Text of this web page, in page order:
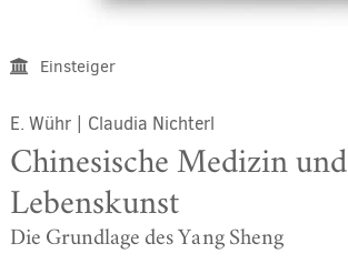
Einsteiger
E. Wühr| Claudia Nichterl
Chinesische Medizin und
Lebenskunst
Die Grundlage des Yang Sheng